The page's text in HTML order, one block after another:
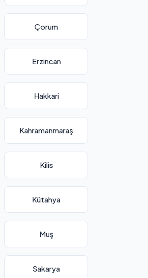
Çorum
Erzincan
Hakkari
Kahramanmaraş
Kilis
Kütahya
Muş
Sakarya